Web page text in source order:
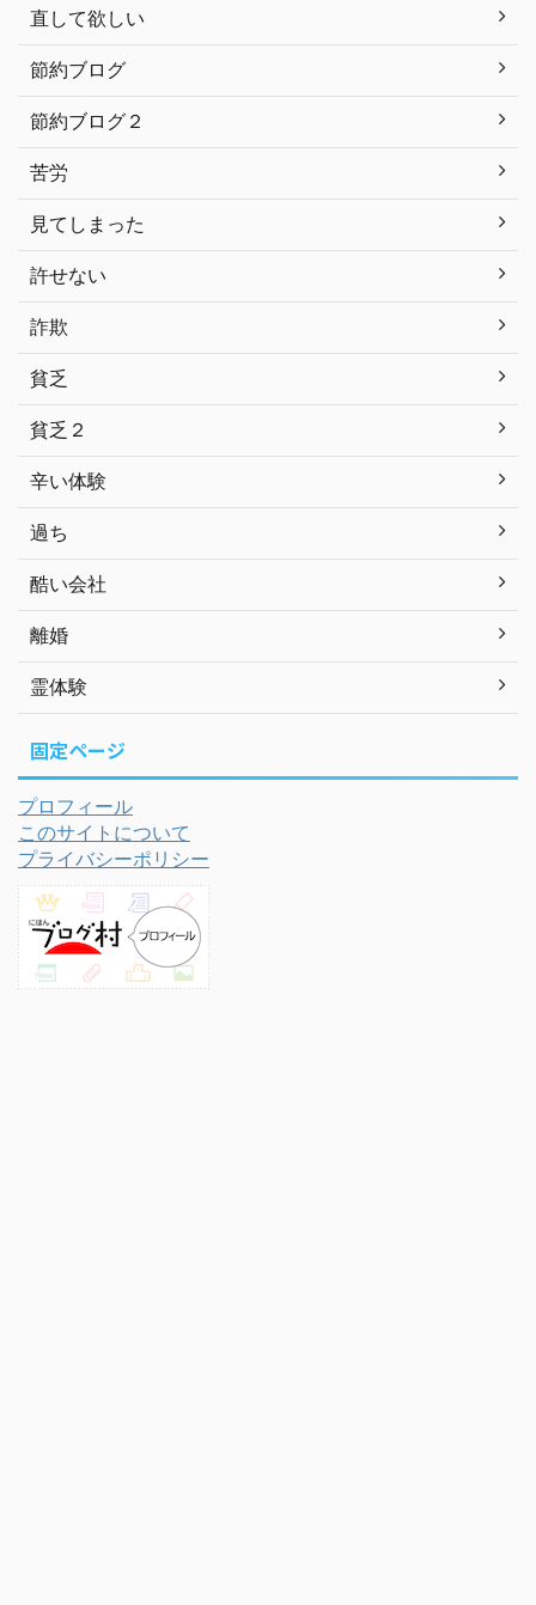
直して欲しい
節約ブログ
節約ブログ２
苦労
見てしまった
許せない
詐欺
貧乏
貧乏２
辛い体験
過ち
酷い会社
離婚
霊体験
固定ページ
プロフィール
このサイトについて
プライバシーポリシー